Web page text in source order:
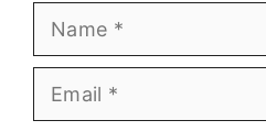
Name
Email